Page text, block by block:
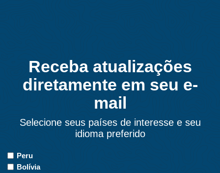
Receba atualizações
diretamente em seu e-
mail
Selecione seus países de interesse e seu
idioma preferido
Países
de
interesse
Peru
Bolívia